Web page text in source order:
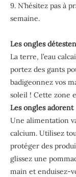
9. N’hésitez pas à
semaine.
Les ongles
La terre, l’eau
portez des gants
badigeonnez vos
soleil ! Cette zone
Les ongles adorent
Une alimentation
calcium. Utilisez
protéger des
glissez une
main et enduisez-